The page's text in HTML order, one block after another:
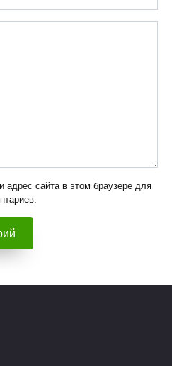
адрес сайта в этом браузере для